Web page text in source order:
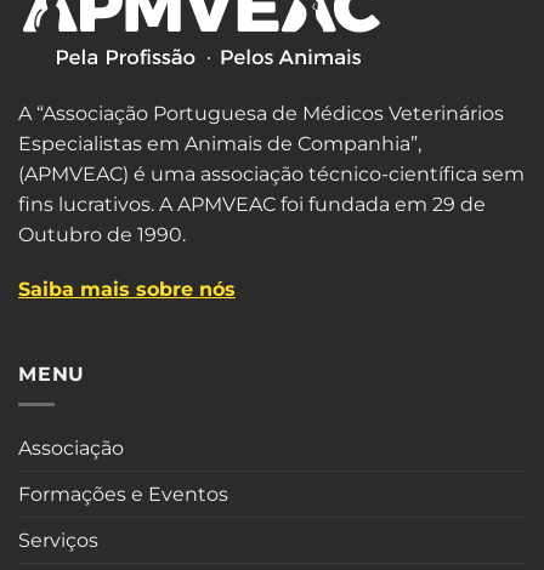
A “Associação Portuguesa de Médicos Veterinários
Especialistas em Animais de Companhia”,
(APMVEAC) é uma associação técnico-científica sem
fins lucrativos. A APMVEAC foi fundada em 29 de
Outubro de 1990.
Saiba mais sobre nós
MENU
Associação
Formações e Eventos
Serviços